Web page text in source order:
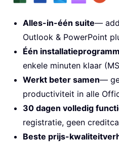
Alles-in-één suite—
Outlook & PowerPoint
Één
enkele minuten klaar
Werkt beter samen—
productiviteit in alle
30 dagen volledig
registratie, geen
Beste prijs-